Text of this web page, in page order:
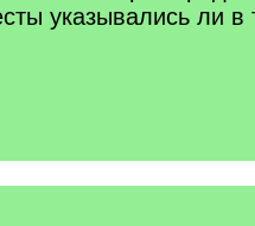
указывались ли в